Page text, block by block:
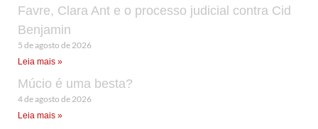
Favre, Clara Ant e o processo judicial contra Cid
Benjamin
5 de agosto de 2026
Leia mais »
Múcio é uma besta?
4 de agosto de 2026
Leia mais »